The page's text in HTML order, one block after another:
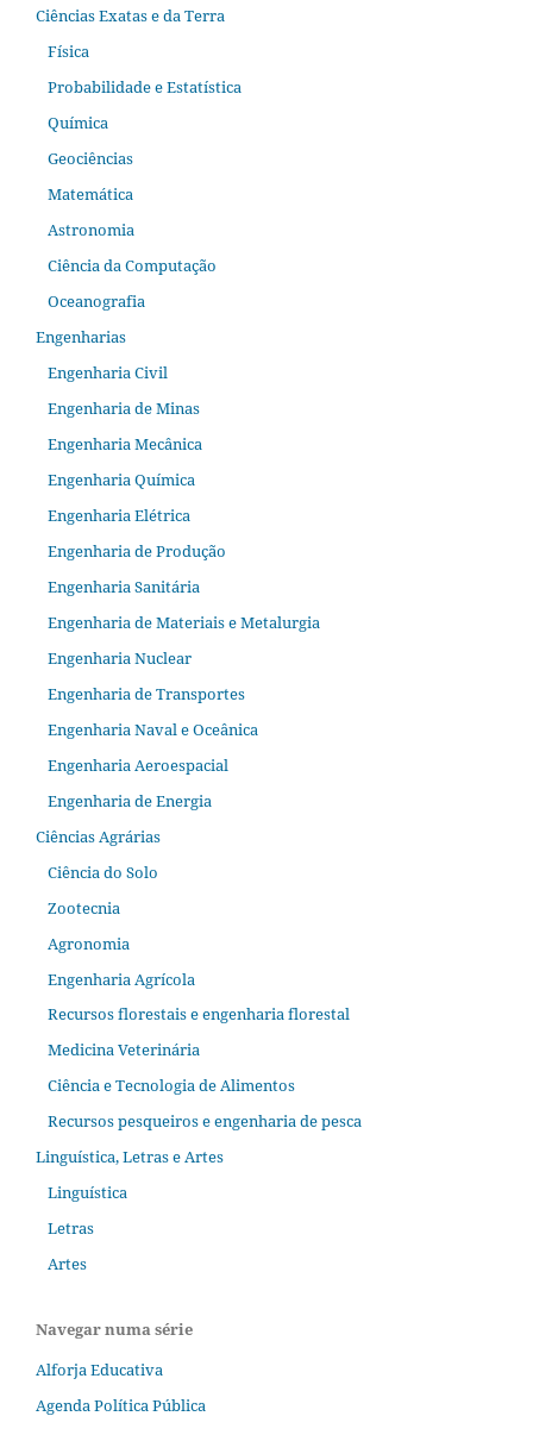
Ciências Exatas e da Terra
Física
Probabilidade e Estatística
Química
Geociências
Matemática
Astronomia
Ciência da Computação
Oceanografia
Engenharias
Engenharia Civil
Engenharia de Minas
Engenharia Mecânica
Engenharia Química
Engenharia Elétrica
Engenharia de Produção
Engenharia Sanitária
Engenharia de Materiais e Metalurgia
Engenharia Nuclear
Engenharia de Transportes
Engenharia Naval e Oceânica
Engenharia Aeroespacial
Engenharia de Energia
Ciências Agrárias
Ciência do Solo
Zootecnia
Agronomia
Engenharia Agrícola
Recursos florestais e engenharia florestal
Medicina Veterinária
Ciência e Tecnologia de Alimentos
Recursos pesqueiros e engenharia de pesca
Linguística, Letras e Artes
Linguística
Letras
Artes
Navegar numa série
Alforja Educativa
Agenda Política Pública